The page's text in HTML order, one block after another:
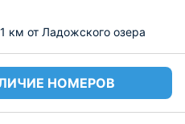
км от Ладожского озера
НОМЕРОВ